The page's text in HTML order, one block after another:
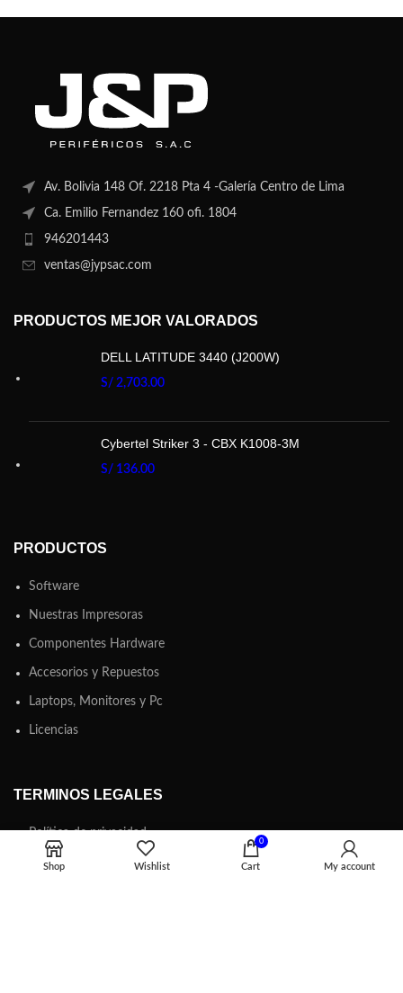
Av. Bolivia 148 Of. 2218 Pta 4 -Galería Centro de Lima
Ca. Emilio Fernandez 160 ofi. 1804
946201443
ventas@jypsac.com
PRODUCTOS MEJOR VALORADOS
DELL LATITUDE 3440 (J200W)
S/ 2,703.00
Cybertel Striker 3 - CBX K1008-3M
S/ 136.00
PRODUCTOS
Software
Nuestras Impresoras
Componentes Hardware
Accesorios y Repuestos
Laptops, Monitores y Pc
Licencias
TERMINOS LEGALES
Política de privacidad
Terminos y Condiciones
Shop Wishlist
0
Cart My account